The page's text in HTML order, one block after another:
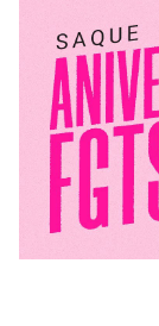
O que fazer
FGTS?
1. Quitar ou
2. Criar ou
3. Investir